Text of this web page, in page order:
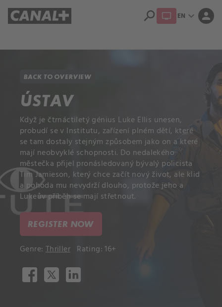
search EN expand_more person
BACK TO OVERVIEW
ÚSTAV
Když je čtrnáctiletý génius Luke Ellis unesen,
probudí se v Institutu, zařízení plném dětí, které
se tam dostaly stejným způsobem jako on a které
mají neobvyklé schopnosti. Do nedalekého
městečka přijel pronásledovaný bývalý policista
Tim Jamieson, který chce začít nový život, ale klid
a pohoda mu nevydrží dlouho, protože jeho a
Lukeův příběh se mají střetnout.
REGISTER NOW
Genre: Thriller Rating: 16+